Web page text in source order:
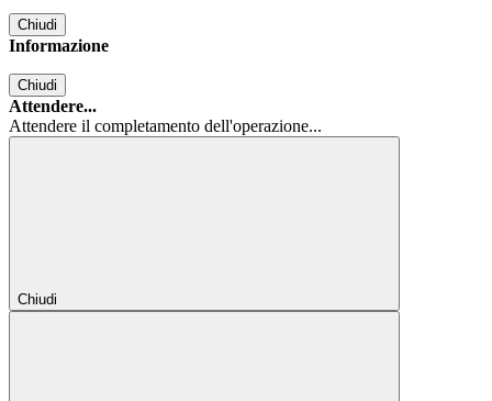
Chiudi
Informazione
Chiudi
Attendere...
Attendere il completamento dell'operazione...
Chiudi